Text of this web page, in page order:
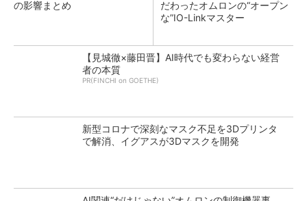
の影響まとめ
だわったオムロンの“オープン
な”IO-Linkマスター
【見城徹×藤田晋】AI時代でも変わらない経営
者の本質
PR(FINCHI on GOETHE)
新型コロナで深刻なマスク不足を3Dプリンタ
で解消、イグアスが3Dマスクを開発